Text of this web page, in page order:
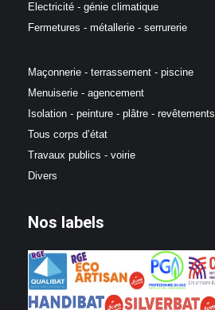
Electricité - génie climatique
Fermetures - métallerie - serrurerie
Maçonnerie - terrassement - piscine
Menuiserie - agencement
Isolation - peinture - plâtre - revêtements
Tous corps d’état
Travaux publics - voirie
Divers
Nos labels